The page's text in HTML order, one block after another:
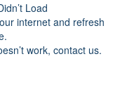
Load
internet and refresh
work, contact us.